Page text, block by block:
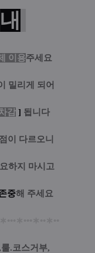
내
이용주세요
밀리게 되어
감 ] 됩니다
이 다르오니
하지 마시고
중해 주세요
.코스거부,